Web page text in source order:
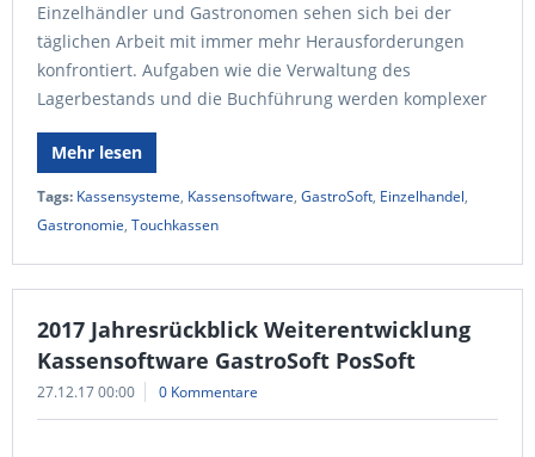
Einzelhändler und Gastronomen sehen sich bei der
täglichen Arbeit mit immer mehr Herausforderungen
konfrontiert. Aufgaben wie die Verwaltung des
Lagerbestands und die Buchführung werden komplexer
Mehr lesen
Tags: Kassensysteme, Kassensoftware, GastroSoft, Einzelhandel,
Gastronomie, Touchkassen
2017 Jahresrückblick Weiterentwicklung
Kassensoftware GastroSoft PosSoft
27.12.17 00:00 0 Kommentare